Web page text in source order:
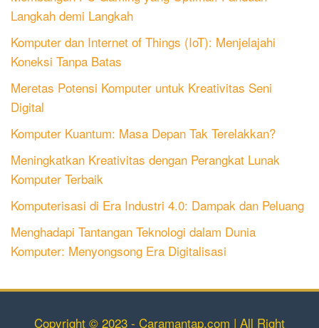
Langkah demi Langkah
Komputer dan Internet of Things (IoT): Menjelajahi
Koneksi Tanpa Batas
Meretas Potensi Komputer untuk Kreativitas Seni
Digital
Komputer Kuantum: Masa Depan Tak Terelakkan?
Meningkatkan Kreativitas dengan Perangkat Lunak
Komputer Terbaik
Komputerisasi di Era Industri 4.0: Dampak dan Peluang
Menghadapi Tantangan Teknologi dalam Dunia
Komputer: Menyongsong Era Digitalisasi
Copyright © 2023 - Caramantap.com | All Right